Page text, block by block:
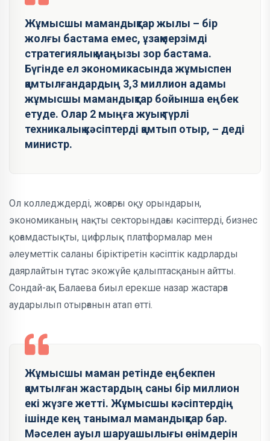
Жұмысшы мамандықтар жылы – бір
жолғы бастама емес, ұзақмерзімді
стратегиялық маңызы зор бастама.
Бүгінде ел экономикасында жұмыспен
қамтылғандардың 3,3 миллион адамы
жұмысшы мамандықтар бойынша еңбек
етуде. Олар 2 мыңға жуық түрлі
техникалық кәсіптерді қамтып отыр, – деді
министр.
Ол колледждерді, жоғарғы оқу орындарын,
экономиканың нақты секторындағы кәсіптерді, бизнес
қоғамдастықты, цифрлық платформалар мен
әлеуметтік саланы біріктіретін кәсіптік кадрларды
даярлайтын тұтас экожүйе қалыптасқанын айтты.
Сондай-ақ Балаева биыл ерекше назар жастарға
аударылып отырғанын атап өтті.
Жұмысшы маман ретінде еңбекпен
қамтылған жастардың саны бір миллион
екі жүзге жетті. Жұмысшы кәсіптердің
ішінде кең танымал мамандықтар бар.
Мәселен ауыл шаруашылығы өнімдерін